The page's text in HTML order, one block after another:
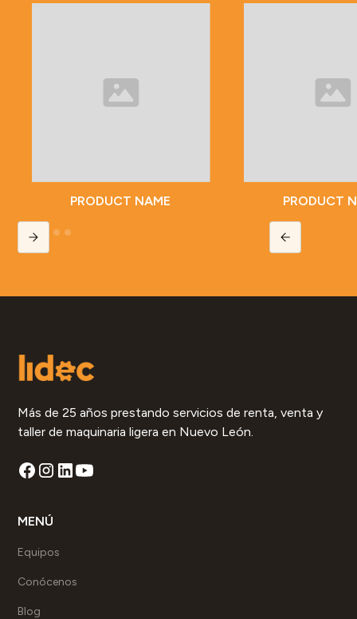
PRODUCT NAME
PRODUCT
Slide 2 of 5.
Más de 25 años prestando servicios de renta, venta y
taller de maquinaria ligera en Nuevo León.
MENÚ
Equipos
Conócenos
Blog